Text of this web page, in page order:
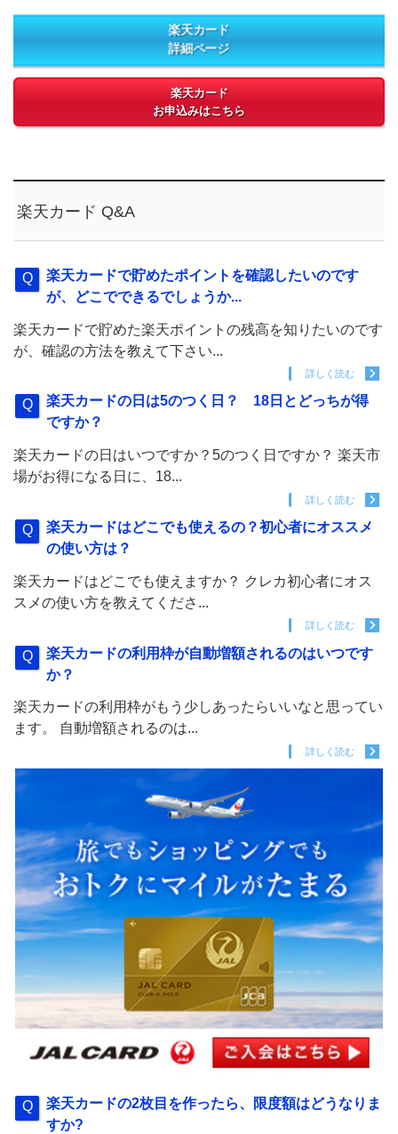
楽天カード
詳細ページ
楽天カード
お申込みはこちら
楽天カード Q&A
楽天カードで貯めたポイントを確認したいのです
が、どこでできるでしょうか...
楽天カードで貯めた楽天ポイントの残高を知りたいのです
が、確認の方法を教えて下さい...
詳しく読む
楽天カードの日は5のつく日？ 18日とどっちが得
ですか？
楽天カードの日はいつですか？5のつく日ですか？ 楽天市
場がお得になる日に、18...
詳しく読む
楽天カードはどこでも使えるの？初心者にオススメ
の使い方は？
楽天カードはどこでも使えますか？ クレカ初心者にオス
スメの使い方を教えてくださ...
詳しく読む
楽天カードの利用枠が自動増額されるのはいつです
か？
楽天カードの利用枠がもう少しあったらいいなと思ってい
ます。 自動増額されるのは...
詳しく読む
楽天カードの2枚目を作ったら、限度額はどうなりま
すか?